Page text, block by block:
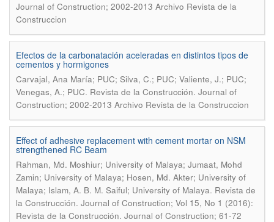
Journal of Construction; 2002-2013 Archivo Revista de la
Construccion
Efectos de la carbonatación aceleradas en distintos tipos de
cementos y hormigones
Carvajal, Ana María; PUC; Silva, C.; PUC; Valiente, J.; PUC;
Venegas, A.; PUC. Revista de la Construcción. Journal of
Construction; 2002-2013 Archivo Revista de la Construccion
Effect of adhesive replacement with cement mortar on NSM
strengthened RC Beam
Rahman, Md. Moshiur; University of Malaya; Jumaat, Mohd
Zamin; University of Malaya; Hosen, Md. Akter; University of
Malaya; Islam, A. B. M. Saiful; University of Malaya. Revista de
la Construcción. Journal of Construction; Vol 15, No 1 (2016):
Revista de la Construcción. Journal of Construction; 61-72